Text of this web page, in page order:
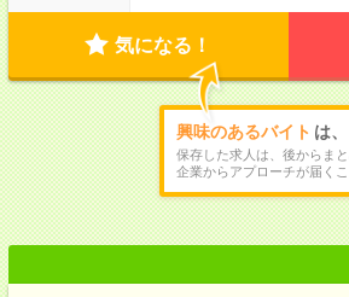
気になる！
興味のあるバイト は
保存した求人は、後からまと
企業からアプローチが届くこ